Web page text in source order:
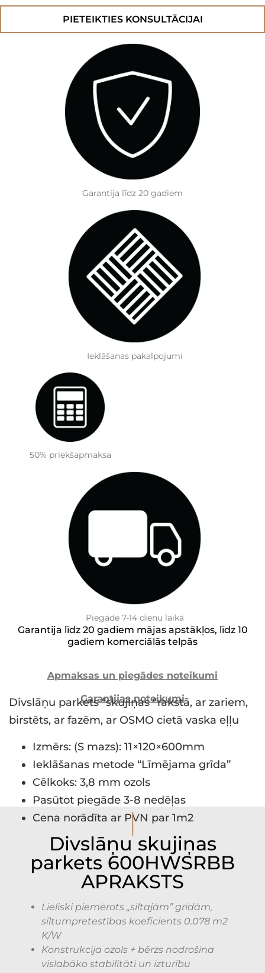
PIETEIKTIES KONSULTĀCIJAI
Garantija līdz 20 gadiem
Ieklāšanas pakalpojumi
50% priekšapmaksa
Piegāde 7-14 dienu laikā
Garantija līdz 20 gadiem mājas apstākļos, līdz 10
gadiem komerciālās telpās
Apmaksas un piegādes noteikumi
Garantijas noteikumi
Divslāņu parkets “skujiņas “rakstā, ar zariem,
birstēts, ar fazēm, ar OSMO cietā vaska eļļu
Izmērs: (S mazs): 11×120×600mm
Ieklāšanas metode “Līmējama grīda”
Cēlkoks: 3,8 mm ozols
Pasūtot piegāde 3-8 nedēļas
Cena norādīta ar PVN par 1m2
I
Divslāņu skujiņas
parkets 600HWSRBB
APRAKSTS
Lieliski piemērots „siltajām” grīdām,
siltumpretestības koeficients 0.078 m2
K/W
Konstrukcija ozols + bērzs nodrošina
vislabāko stabilitāti un izturību